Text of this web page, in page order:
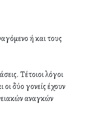
ή και τους
Τέτοιοι λόγοι
δύο γονείς έχουν
αναγκών